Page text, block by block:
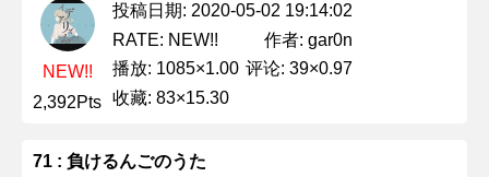
NEW!!
2,392Pts
投稿日期: 2020-05-02 19:14:02
RATE: NEW!!
作者: gar0n
播放: 1085×1.00 评论: 39×0.97
收藏: 83×15.30
71 : 負けるんごのうた